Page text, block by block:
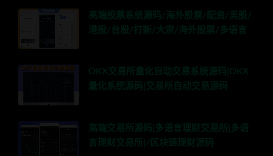
高端股票系统源码/海外股票/配资/美股/
港股/台股/打新/大宗/海外股票/多语言
OKX交易所量化自动交易系统源码|OKX
量化系统源码|交易所自动交易源码
高端交易所源码|多语言理财交易所|多语
言理财交易所|/区块链理财源码